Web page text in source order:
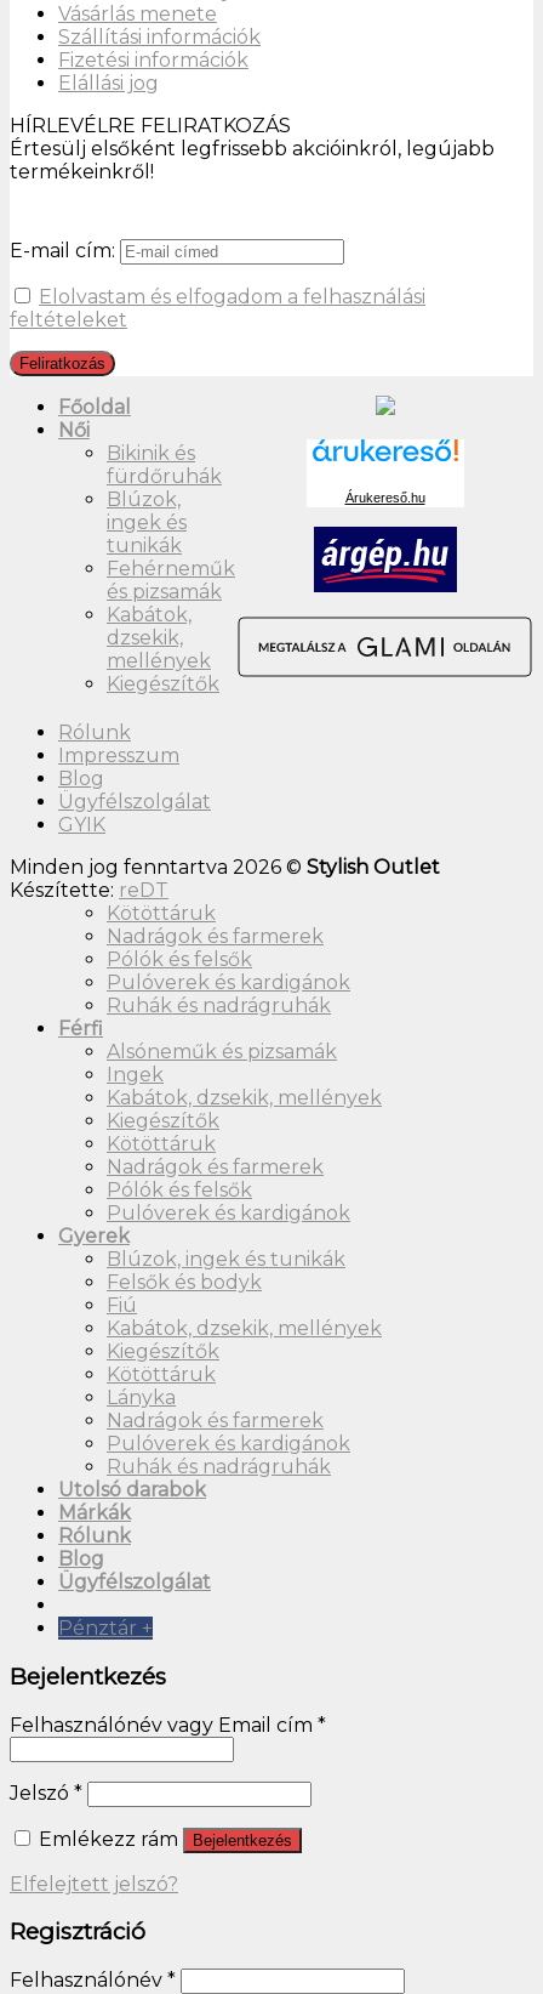
Vásárlás menete
Szállítási információk
Fizetési információk
Elállási jog
HÍRLEVÉLRE FELIRATKOZÁS
Értesülj elsőként legfrissebb akcióinkról, legújabb
termékeinkről!
E-mail cím:
Elolvastam és elfogadom a felhasználási
feltételeket
Árukereső.hu
Rólunk
Impresszum
Blog
Ügyfélszolgálat
GYIK
Minden jog fenntartva 2026 © Stylish Outlet
Készítette: reDT
Főoldal
Női
Bikinik és
fürdőruhák
Blúzok,
ingek és
tunikák
Fehérneműk
és pizsamák
Kabátok,
dzsekik,
mellények
Kiegészítők
Kötöttáruk
Nadrágok és farmerek
Pólók és felsők
Pulóverek és kardigánok
Ruhák és nadrágruhák
Férfi
Alsóneműk és pizsamák
Ingek
Kabátok, dzsekik, mellények
Kiegészítők
Kötöttáruk
Nadrágok és farmerek
Pólók és felsők
Pulóverek és kardigánok
Gyerek
Blúzok, ingek és tunikák
Felsők és bodyk
Fiú
Kabátok, dzsekik, mellények
Kiegészítők
Kötöttáruk
Lányka
Nadrágok és farmerek
Pulóverek és kardigánok
Ruhák és nadrágruhák
Utolsó darabok
Márkák
Rólunk
Blog
Ügyfélszolgálat
Pénztár +
Bejelentkezés
Felhasználónév vagy Email cím *
Jelszó *
Emlékezz rám
Bejelentkezés
Elfelejtett jelszó?
Regisztráció
Felhasználónév *